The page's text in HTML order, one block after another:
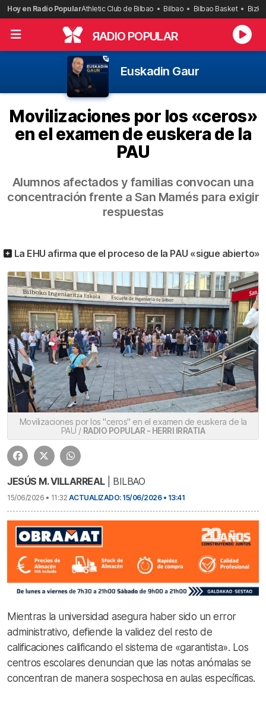
Saltar
al
contenido
Hoy en Radio PopularAthletic Club de Bilbao Bilbao Bilbao Basket
RADIO POPULAR
Euskadin Gaur
Movilizaciones por los «ceros»
en el examen de euskera de la
PAU
Alumnos afectados y familias convocan una
concentración frente a San Mamés para exigir
respuestas
La EHU afirma que el proceso de la PAU «sigue abierto»
Movilizaciones por los "ceros" en el examen de euskera de la
PAU / RADIO POPULAR - HERRI IRRATIA
JESÚS M. VILLARREAL| BILBAO
15/06/2026 • 11:32 ACTUALIZADO: 15/06/2026 • 13:41
Mientras la universidad asegura haber sido un error
administrativo, defiende la validez del resto de
calificaciones calificando el sistema de «garantista». Los
centros escolares denuncian que las notas anómalas se
concentran de manera sospechosa en aulas específicas.